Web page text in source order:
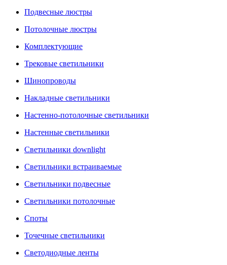
Подвесные люстры
Потолочные люстры
Комплектующие
Трековые светильники
Шинопроводы
Накладные светильники
Настенно-потолочные светильники
Настенные светильники
Светильники downlight
Светильники встраиваемые
Светильники подвесные
Светильники потолочные
Споты
Точечные светильники
Светодиодные ленты